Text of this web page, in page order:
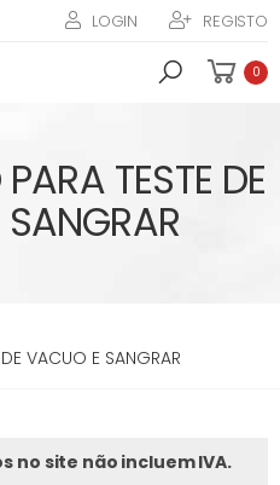
LOGIN REGISTO
menu 0
TESTE DE
VACUO E SANGRAR
no site não incluem IVA.